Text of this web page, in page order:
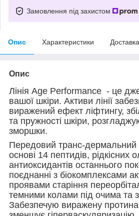
Замовлення під захистом
Опис Характеристики Доставка
Опис
Лінія Age Performance - це
вашої шкіри. Активи лінії
виражений ефект ліфтингу,
та пружності шкіри,
зморшки.
Передовий транс-
основі 14 пептидів, рідкісних
антиоксидантів останнього
поєднанні з біокомплексами
проявами старіння
темними колами під очима та
Забезпечую виражену